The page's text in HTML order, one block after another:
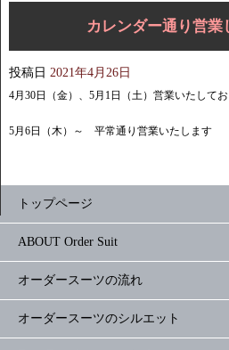
カレンダー通り営業
投稿日 2021年4月26日
4月30日（金）、5月1日（土）営業いたして
5月6日（木）～ 平常通り営業いたします
トップページ
ABOUT Order Suit
オーダースーツの流れ
オーダースーツのシルエット